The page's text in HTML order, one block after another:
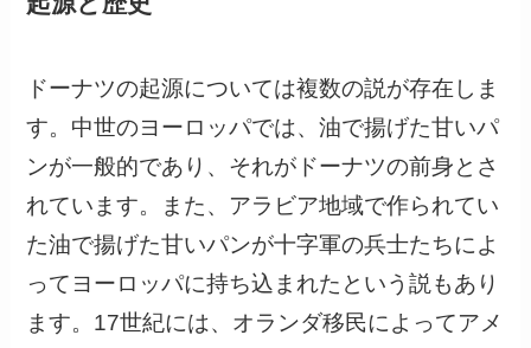
ドーナツの起源については複数の説が存在しま
す。中世のヨーロッパでは、油で揚げた甘いパ
ンが一般的であり、それがドーナツの前身とさ
れています。また、アラビア地域で作られてい
た油で揚げた甘いパンが十字軍の兵士たちによ
ってヨーロッパに持ち込まれたという説もあり
ます。17世紀には、オランダ移民によってアメ